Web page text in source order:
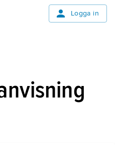
Logga in